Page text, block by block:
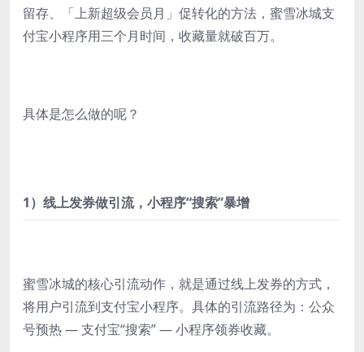
留存、「上新超级会员月」促转化的方法，蜜雪冰城支
付宝小程序用三个月时间，收藏量就破百万。
具体是怎么做的呢？
1）线上发券做引流，小程序“搜索”暴增
蜜雪冰城的核心引流动作，就是通过线上发券的方式，
将用户引流到支付宝小程序。具体的引流路径为：公众
号预热 — 支付宝“搜索” — 小程序领券收藏。